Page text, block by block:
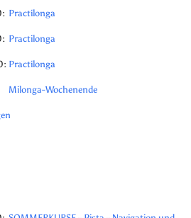
Practilonga
Practilonga
Practilonga
Milonga-Wochenende